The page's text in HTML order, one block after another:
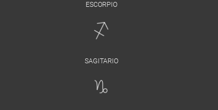
ESCORPIO
SAGITARIO